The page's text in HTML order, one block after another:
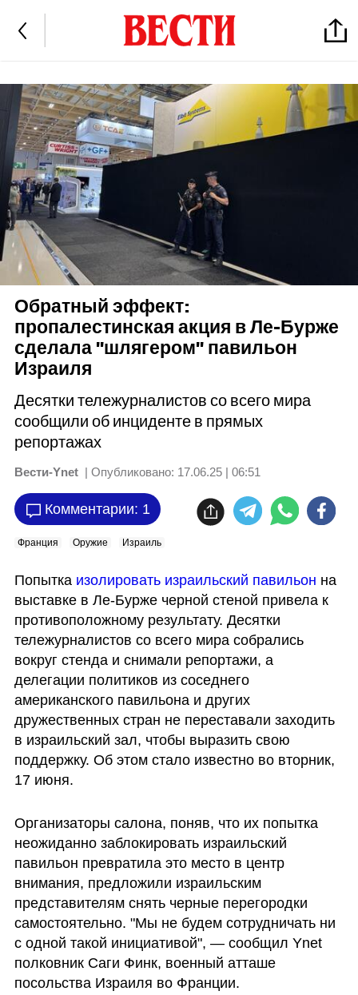
Обратный эффект:
пропалестинская акция в Ле-Бурже
сделала "шлягером" павильон
Израиля
Десятки тележурналистов со всего мира
сообщили об инциденте в прямых
репортажах
Вести-Ynet | Опубликовано: 17.06.25 | 06:51
Комментарии: 1
Франция Оружие Израиль
Попытка изолировать израильский павильон на
выставке в Ле-Бурже черной стеной привела к
противоположному результату. Десятки
тележурналистов со всего мира собрались
вокруг стенда и снимали репортажи, а
делегации политиков из соседнего
американского павильона и других
дружественных стран не переставали заходить
в израильский зал, чтобы выразить свою
поддержку. Об этом стало известно во вторник,
17 июня.
Организаторы салона, поняв, что их попытка
неожиданно заблокировать израильский
павильон превратила это место в центр
внимания, предложили израильским
представителям снять черные перегородки
самостоятельно. "Мы не будем сотрудничать ни
с одной такой инициативой", — сообщил Ynet
полковник Cаги Финк, военный атташе
посольства Израиля во Франции.